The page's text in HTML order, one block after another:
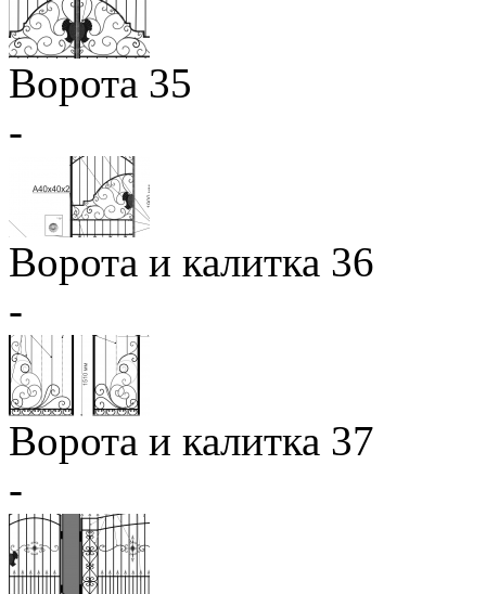
Ворота 35
-
Ворота и калитка 36
-
Ворота и калитка 37
-